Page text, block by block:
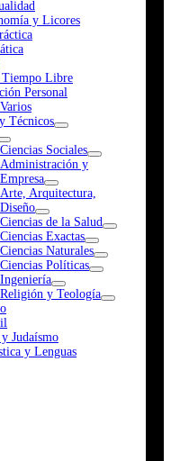
y Licores
Libre
Personal
Técnicos
Ciencias Sociales
Administración y
Empresa
Arte, Arquitectura,
Diseño
Ciencias de la Salud
Ciencias Exactas
Ciencias Naturales
Ciencias Políticas
Ingeniería
Religión y Teología
Judaísmo
y Lenguas